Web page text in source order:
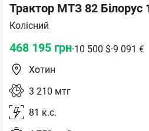
Трактор МТЗ 82 Білорус
Колісний
468 195 грн·10 500 $·9 091 €
Хотин
3 210 мтг
81 к.с.